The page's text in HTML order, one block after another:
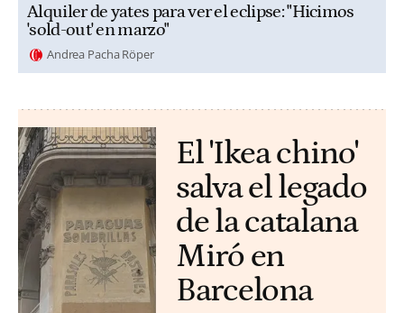
Alquiler de yates para ver el eclipse: "Hicimos
'sold-out' en marzo"
Andrea Pacha Röper
El 'Ikea chino'
salva el legado
de la catalana
Miró en
Barcelona